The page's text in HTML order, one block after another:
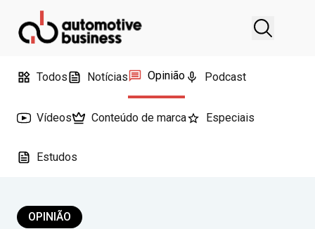
Todos Notícias Opinião Podcast
Vídeos Conteúdo de marca Especiais
Estudos
OPINIÃO